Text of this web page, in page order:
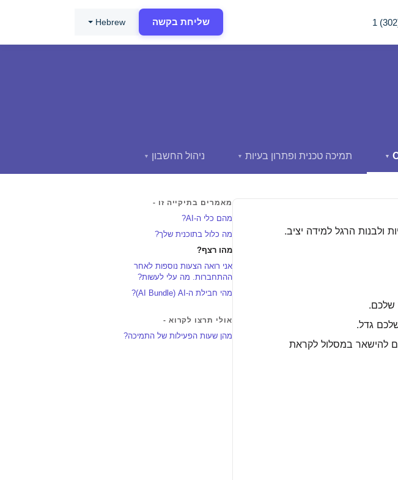
שליחת בקשה 1
Hebrew
▼ תמיכה טכנית ופתרון בעיות ▼ ניהול החשבון ▼
ולבנות הרגל למידה יציב.
שלכם.
גדל.
להישאר במסלול לקראת
מאמרים בתיקייה זו -
מהם כלי ה-AI?
מה כלול בתוכנית שלך?
מהו רצף?
אני רואה הצעות נוספות לאחר
ההתחברות. מה עלי לעשות?
מהי חבילת ה-AI‏ (AI Bundle)?
אולי תרצו לקרוא -
מהן שעות הפעילות של התמיכה?